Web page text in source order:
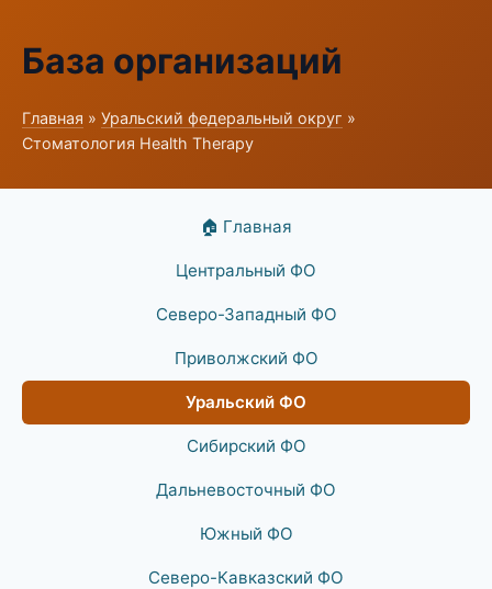
База организаций
Главная » Уральский федеральный округ »
Стоматология Health Therapy
🏠 Главная
Центральный ФО
Северо-Западный ФО
Приволжский ФО
Уральский ФО
Сибирский ФО
Дальневосточный ФО
Южный ФО
Северо-Кавказский ФО